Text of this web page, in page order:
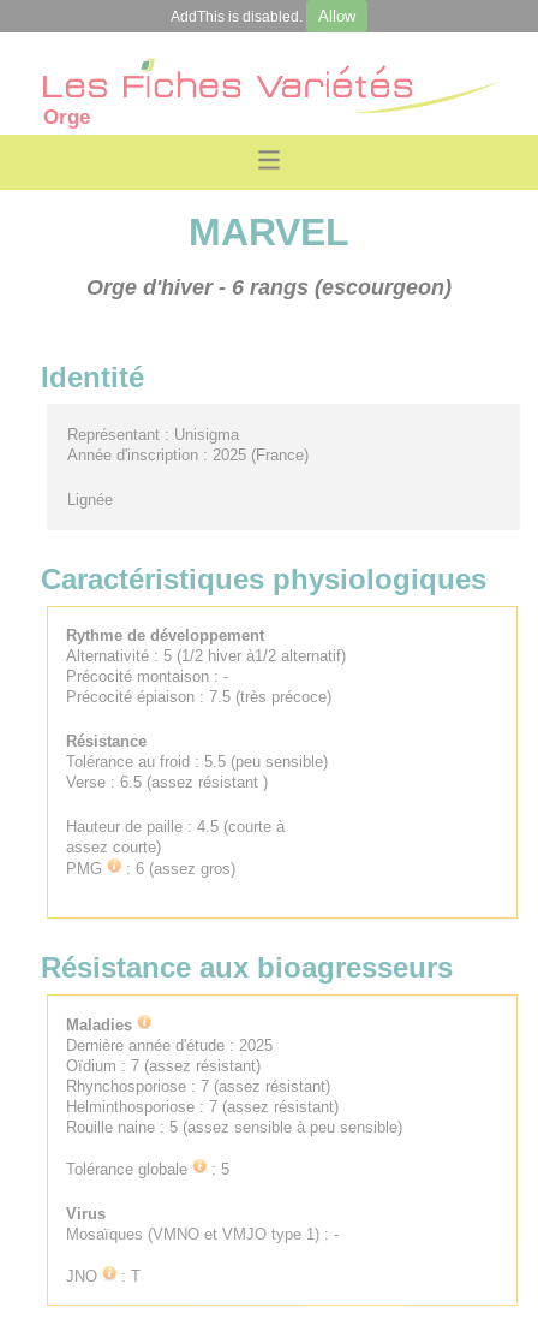
AddThis is disabled. Allow
Orge
MARVEL
Orge d'hiver- 6 rangs (escourgeon)
Identité
Représentant : Unisigma
Année d'inscription : 2025 (France)
Lignée
Caractéristiques physiologiques
Rythme de développement
Alternativité : 5 (1/2 hiver à1/2 alternatif)
Précocité montaison : -
Précocité épiaison : 7.5 (très précoce)
Résistance
Tolérance au froid : 5.5 (peu sensible)
Verse : 6.5 (assez résistant )
Hauteur de paille : 4.5 (courte à
assez courte)
PMG
: 6 (assez gros)
Résistance aux bioagresseurs
Maladies
Dernière année d'étude : 2025
Oïdium : 7 (assez résistant)
Rhynchosporiose : 7 (assez résistant)
Helminthosporiose : 7 (assez résistant)
Rouille naine : 5 (assez sensible à peu sensible)
Tolérance globale : 5
Virus
Mosaïques (VMNO et VMJO type 1) : -
JNO : T